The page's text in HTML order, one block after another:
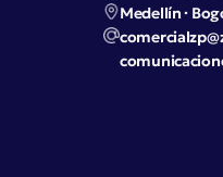
Medellín ·